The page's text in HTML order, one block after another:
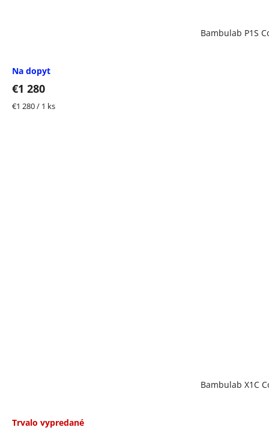
Bambulab P1S
Na dopyt
€1 280
Jednotková
€1 280 / 1 ks
Bambulab X1C
Trvalo vypredané